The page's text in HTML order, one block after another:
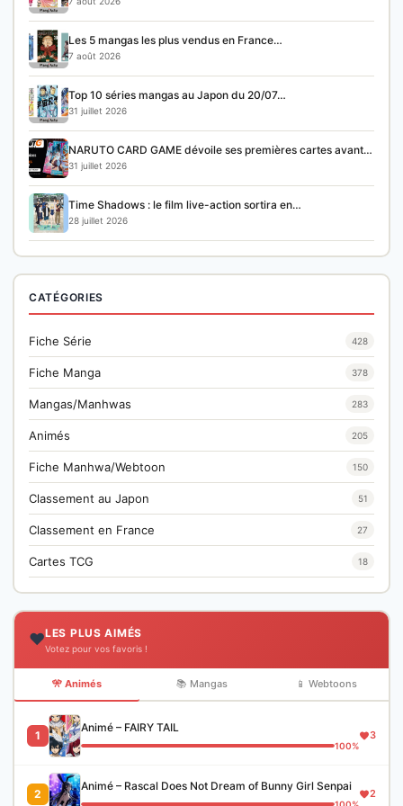
Les 5 mangas les plus vendus en France…
7 août 2026
Top 10 séries mangas au Japon du 20/07…
31 juillet 2026
NARUTO CARD GAME dévoile ses premières cartes avant…
31 juillet 2026
Time Shadows : le film live-action sortira en…
28 juillet 2026
CATÉGORIES
Fiche Série 428
Fiche Manga 378
Mangas/Manhwas 283
Animés 205
Fiche Manhwa/Webtoon 150
Classement au Japon 51
Classement en France 27
Cartes TCG 18
❤️LES PLUS AIMÉS
Votez pour vos favoris !
🎌 Animés 📚 Mangas 📱 Webtoons
1
Animé – FAIRY TAIL
100%
3
2
Animé – Rascal Does Not Dream of Bunny Girl Senpai
2